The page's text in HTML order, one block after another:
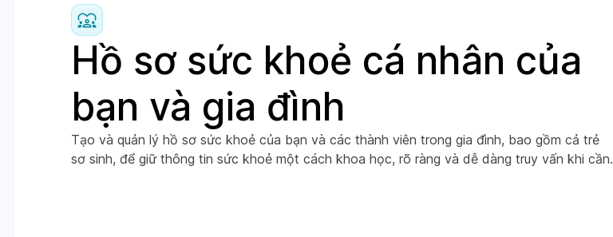
Hồ sơ sức khoẻ cá nhân của
bạn và gia đình
Tạo và quản lý hồ sơ sức khoẻ của bạn và các thành viên trong gia đình, bao gồm cả trẻ
sơ sinh, để giữ thông tin sức khoẻ một cách khoa học, rõ ràng và dễ dàng truy vấn khi cần.